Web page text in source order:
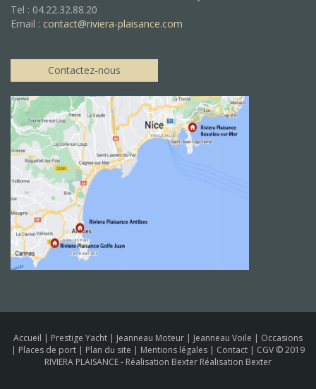
Tel : 04.22.32.88.20
Email : contact@riviera-plaisance.com
Contactez-nous
Accueil | Prestige Yacht | Jeanneau Moteur | Jeanneau Voile | Occasions
| Places de port | Plan du site | Mentions légales | Contact | CGV © 2019
RIVIERA PLAISANCE - Réalisation Bexter Réalisation Bexter